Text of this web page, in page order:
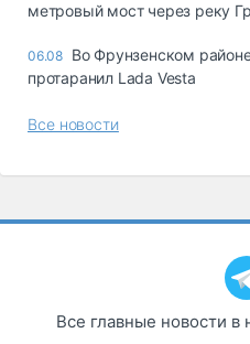
метровый мост через реку
06.08 Во Фрунзенском
протаранил Lada Vesta
Все новости
Все главные новости в